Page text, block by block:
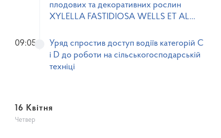
плодових та декоративних рослин
XYLELLA FASTIDIOSA WELLS ET AL
Уряд спростив доступ водіїв категорій С
і D до роботи на сільськогосподарській
техніці
09:05
16 Квітня
Четвер